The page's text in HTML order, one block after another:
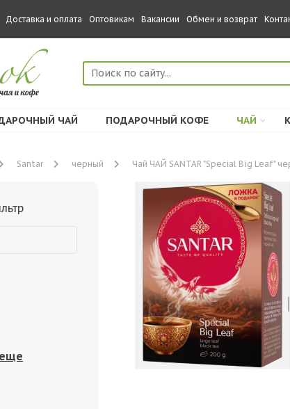
Доставка и оплата Оптовикам Вакансии Обмен и возврат
ЧАЙ ПОДАРОЧНЫЙ КОФЕ ЧАЙ
Santar черный Чай ЧАЙ SANTAR "Special Big Leaf"